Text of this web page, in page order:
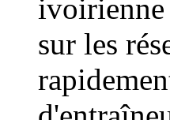
ivoirienne
sur les